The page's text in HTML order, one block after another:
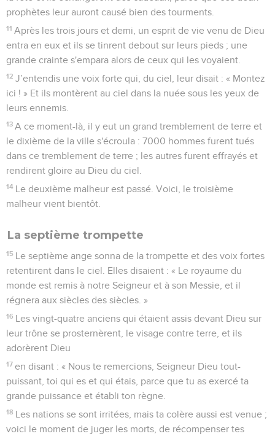
prophètes leur auront causé bien des tourments.
11 Après les trois jours et demi, un esprit de vie venu de Dieu
entra en eux et ils se tinrent debout sur leurs pieds ; une
grande crainte s'empara alors de ceux qui les voyaient.
12 J’entendis une voix forte qui, du ciel, leur disait : « Montez
ici ! » Et ils montèrent au ciel dans la nuée sous les yeux de
leurs ennemis.
13 A ce moment-là, il y eut un grand tremblement de terre et
le dixième de la ville s'écroula : 7000 hommes furent tués
dans ce tremblement de terre ; les autres furent effrayés et
rendirent gloire au Dieu du ciel.
14 Le deuxième malheur est passé. Voici, le troisième
malheur vient bientôt.
La septième trompette
15 Le septième ange sonna de la trompette et des voix fortes
retentirent dans le ciel. Elles disaient : « Le royaume du
monde est remis à notre Seigneur et à son Messie, et il
régnera aux siècles des siècles. »
16 Les vingt-quatre anciens qui étaient assis devant Dieu sur
leur trône se prosternèrent, le visage contre terre, et ils
adorèrent Dieu
17 en disant : « Nous te remercions, Seigneur Dieu tout-
puissant, toi qui es et qui étais, parce que tu as exercé ta
grande puissance et établi ton règne.
18 Les nations se sont irritées, mais ta colère aussi est venue ;
voici le moment de juger les morts, de récompenser tes